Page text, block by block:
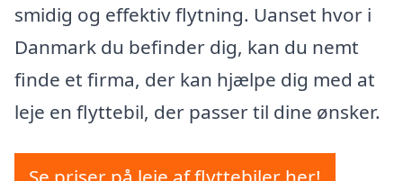
smidig og effektiv flytning. Uanset hvor i
Danmark du befinder dig, kan du nemt
finde et firma, der kan hjælpe dig med at
leje en flyttebil, der passer til dine ønsker.